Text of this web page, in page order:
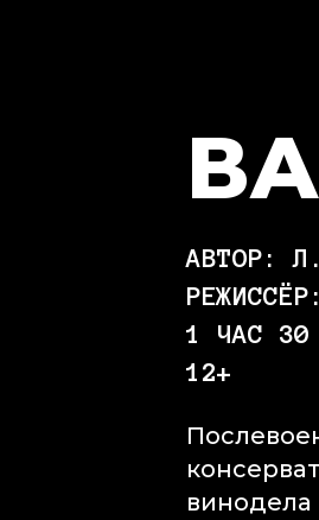
АВТОР:
1 ЧАС 30
12+
винодела